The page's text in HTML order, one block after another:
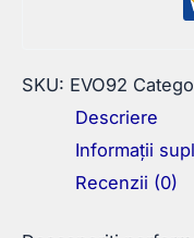
SKU: EVO92
Descriere
Informații
Recenzii (0)